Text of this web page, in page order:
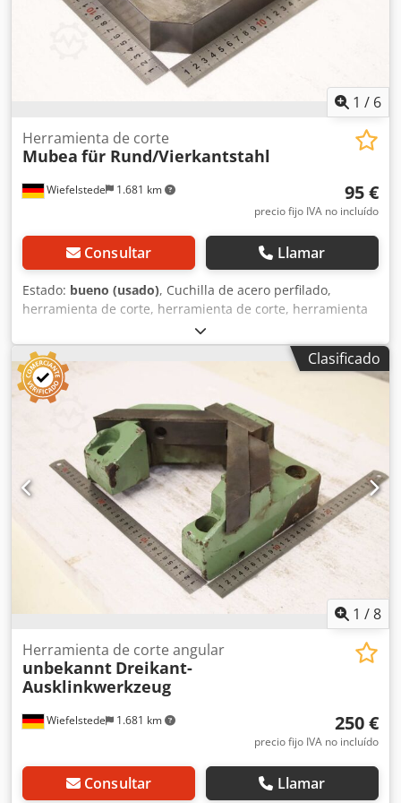
punzones y matrices Dedpfx Aeznng Sokcock - Manual de
instrucciones original
1 / 6
Wiefelstede 1.681 km
Herramienta de corte
Mubea für Rund/Vierkantstahl
95 €
precio fijo IVA no incluído
Consultar Llamar
Estado: bueno (usado), Cuchilla de acero perfilado,
herramienta de corte, herramienta de corte, herramienta
de separación, herramienta de punzonado, punzón, matriz
de punzonado, punzón, placa de cuchilla -Fabricante:
Mubea, placa de cuchilla, herramienta de corte para acero
cuadrado/acero redondo .: Acero cuadrado: 27 x 27 mm /
50 x 50 mm -Acero redondo: Ø 31/56 mm -Cantidad: 2
herramientas de corte disponibles -Precio: por unidad -
Dimensiones: 185/185/A40 mm Dodoznadvepfx Akceck -
Peso: 8,8 kg/unidad
Clasificado
1 /8
Wiefelstede 1.681 km
Herramienta de corte angular
unbekannt Dreikant-
Ausklinkwerkzeug
250 €
precio fijo IVA no incluído
Consultar Llamar